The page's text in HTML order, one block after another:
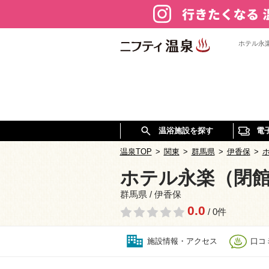
ホテル永
温浴施設を探す 電
温泉TOP > 関東 > 群馬県 > 伊香保 >
ホテル永楽（閉
群馬県 / 伊香保
0.0 / 0件
施設情報・アクセス 口コ